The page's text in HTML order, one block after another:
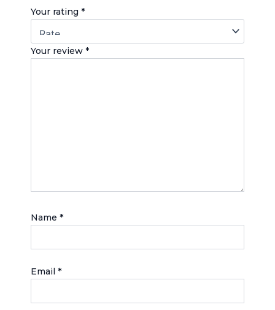
Your rating *
Your review *
Name *
Email *